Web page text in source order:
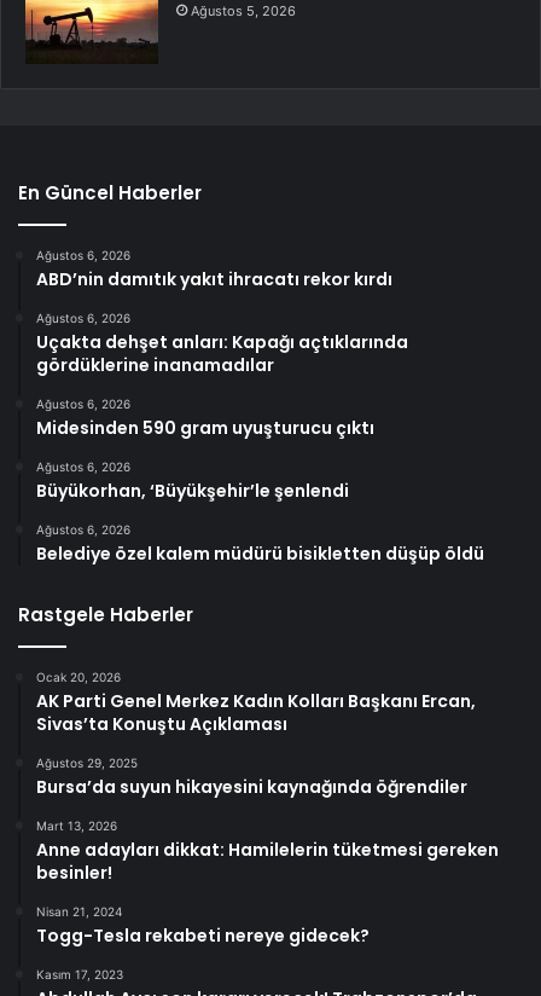
Ağustos 5, 2026
En Güncel Haberler
Ağustos 6, 2026
ABD’nin damıtık yakıt ihracatı rekor kırdı
Ağustos 6, 2026
Uçakta dehşet anları: Kapağı açtıklarında
gördüklerine inanamadılar
Ağustos 6, 2026
Midesinden 590 gram uyuşturucu çıktı
Ağustos 6, 2026
Büyükorhan, ‘Büyükşehir’le şenlendi
Ağustos 6, 2026
Belediye özel kalem müdürü bisikletten düşüp öldü
Rastgele Haberler
Ocak 20, 2026
AK Parti Genel Merkez Kadın Kolları Başkanı Ercan,
Sivas’ta Konuştu Açıklaması
Ağustos 29, 2025
Bursa’da suyun hikayesini kaynağında öğrendiler
Mart 13, 2026
Anne adayları dikkat: Hamilelerin tüketmesi gereken
besinler!
Nisan 21, 2024
Togg-Tesla rekabeti nereye gidecek?
Kasım 17, 2023